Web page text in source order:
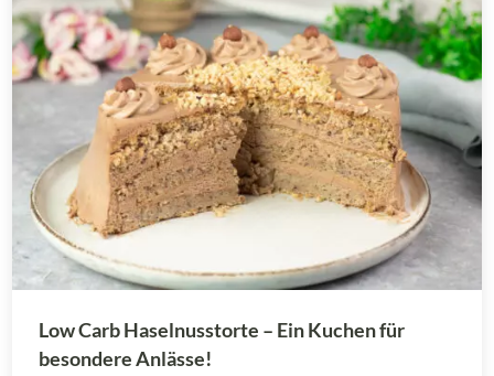
Low Carb Haselnusstorte – Ein Kuchen für
besondere Anlässe!